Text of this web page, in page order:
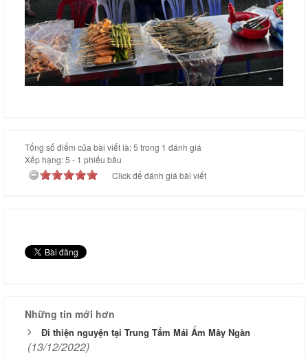
Tổng số điểm của bài viết là: 5 trong 1 đánh giá
Xếp hạng:5 - 1 phiếu bầu
Click để đánh giá bài viết
Những tin mới hơn
Đi thiện nguyện tại Trung Tấm Mái Ấm Mây Ngàn
(13/12/2022)